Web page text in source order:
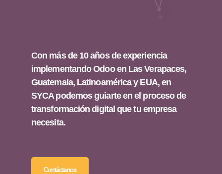
Con más de 10 años de experiencia
implementando Odoo en Las Verapaces,
Guatemala, Latinoamérica y EUA, en
SYCA podemos guiarte en el proceso de
transformación digital que tu empresa
necesita.
Contáctanos